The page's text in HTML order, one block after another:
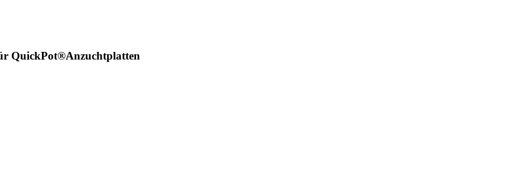
QuickPot®Anzuchtplatten